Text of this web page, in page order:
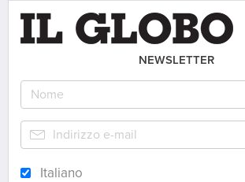
NEWSLETTER
Italiano